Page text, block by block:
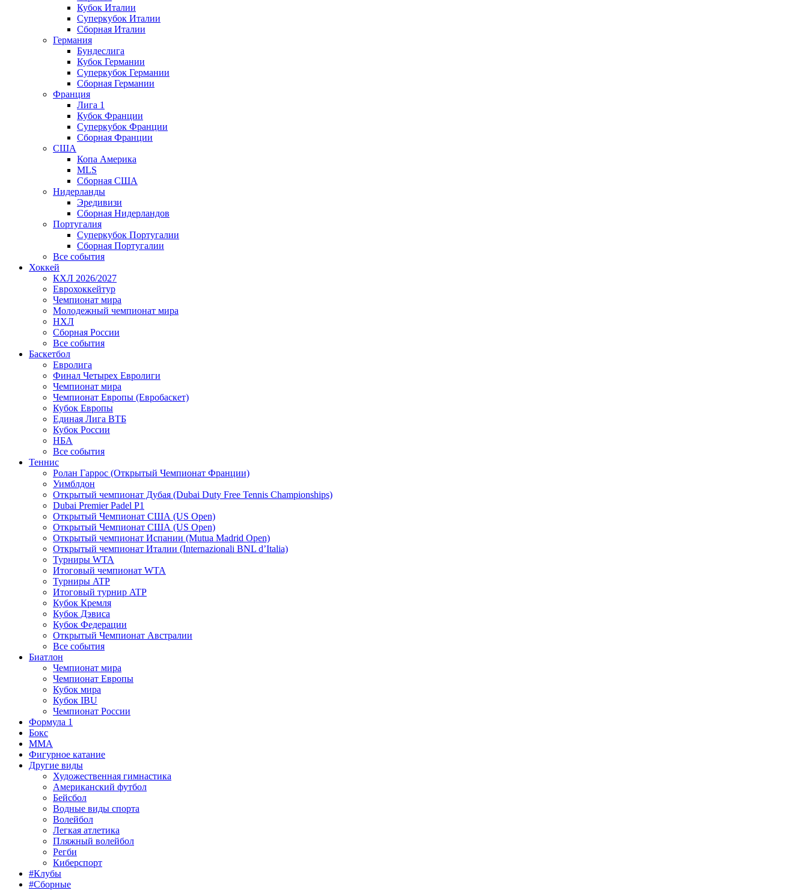
Кубок Италии
Суперкубок Италии
Сборная Италии
Германия
Бундеслига
Кубок Германии
Суперкубок Германии
Сборная Германии
Франция
Лига 1
Кубок Франции
Суперкубок Франции
Сборная Франции
США
Копа Америка
MLS
Сборная США
Нидерланды
Эредивизи
Сборная Нидерландов
Португалия
Суперкубок Португалии
Сборная Португалии
Все события
Хоккей
КХЛ 2026/2027
Еврохоккейтур
Чемпионат мира
Молодежный чемпионат мира
НХЛ
Сборная России
Все события
Баскетбол
Евролига
Финал Четырех Евролиги
Чемпионат мира
Чемпионат Европы (Евробаскет)
Кубок Европы
Единая Лига ВТБ
Кубок России
НБА
Все события
Теннис
Ролан Гаррос (Открытый Чемпионат Франции)
Уимблдон
Открытый чемпионат Дубая (Dubai Duty Free Tennis Championships)
Dubai Premier Padel P1
Открытый Чемпионат США (US Open)
Открытый Чемпионат США (US Open)
Открытый чемпионат Испании (Mutua Madrid Open)
Открытый чемпионат Италии (Internazionali BNL d’Italia)
Турниры WTA
Итоговый чемпионат WTA
Турниры ATP
Итоговый турнир ATP
Кубок Кремля
Кубок Дэвиса
Кубок Федерации
Открытый Чемпионат Австралии
Все события
Биатлон
Чемпионат мира
Чемпионат Европы
Кубок мира
Кубок IBU
Чемпионат России
Формула 1
Бокс
MMA
Фигурное катание
Другие виды
Художественная гимнастика
Американский футбол
Бейсбол
Водные виды спорта
Волейбол
Легкая атлетика
Пляжный волейбол
Регби
Киберспорт
#Клубы
#Сборные